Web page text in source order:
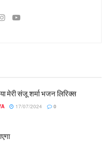
मेरी संजू शर्मा भजन लिरिक्स
17/07/2024 0